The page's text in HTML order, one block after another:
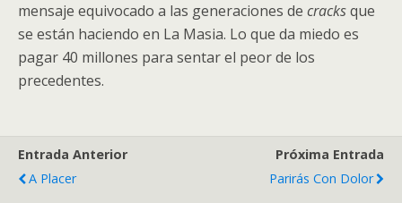
mensaje equivocado a las generaciones de cracksque
se están haciendo en La Masia. Lo que da miedo es
pagar 40 millones para sentar el peor de los
precedentes.
Entrada Anterior
A Placer
Próxima Entrada
Parirás Con Dolor